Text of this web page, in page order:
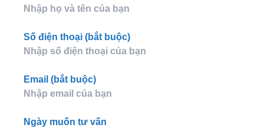
Số điện thoại (bắt buộc)
Email (bắt buộc)
Ngày muốn tư vấn